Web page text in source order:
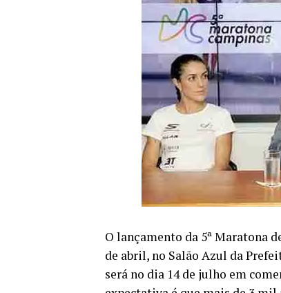
O lançamento da 5ª Maratona
de abril, no Salão Azul da
será no dia 14 de julho em